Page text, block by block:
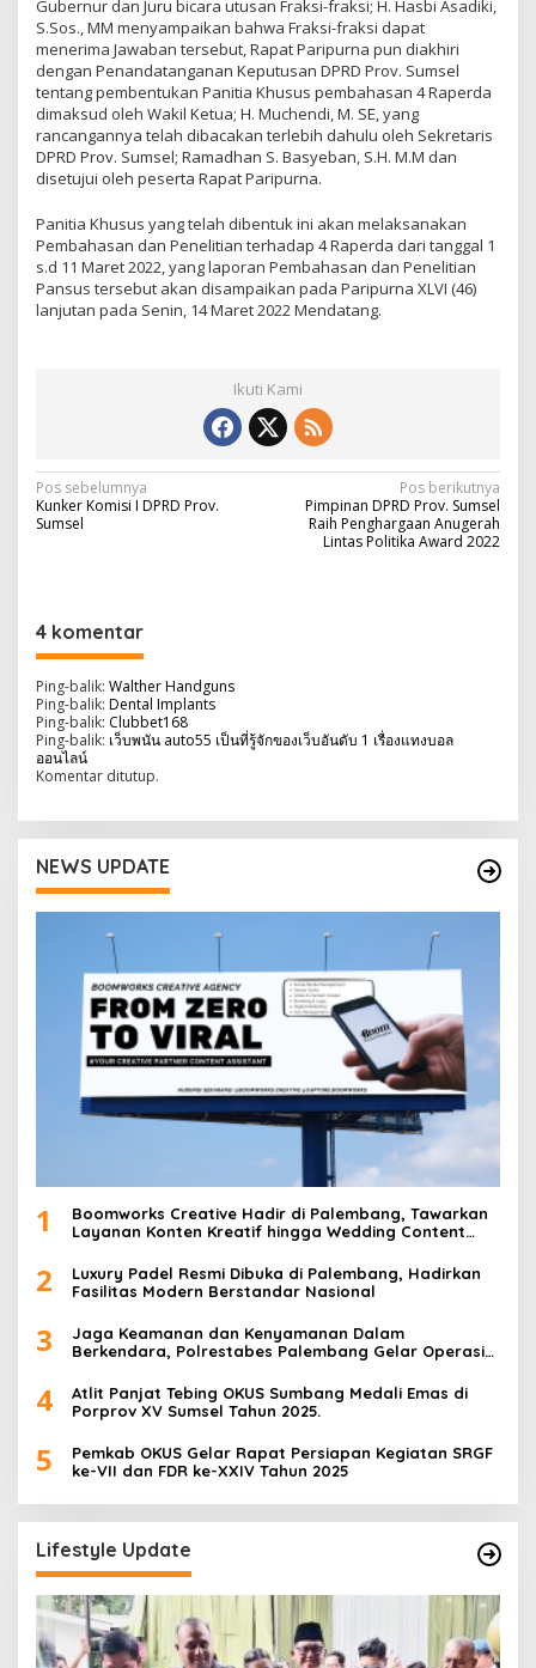
Gubernur dan Juru bicara utusan Fraksi-fraksi; H. Hasbi Asadiki,
S.Sos., MM menyampaikan bahwa Fraksi-fraksi dapat
menerima Jawaban tersebut, Rapat Paripurna pun diakhiri
dengan Penandatanganan Keputusan DPRD Prov. Sumsel
tentang pembentukan Panitia Khusus pembahasan 4 Raperda
dimaksud oleh Wakil Ketua; H. Muchendi, M. SE, yang
rancangannya telah dibacakan terlebih dahulu oleh Sekretaris
DPRD Prov. Sumsel; Ramadhan S. Basyeban, S.H. M.M dan
disetujui oleh peserta Rapat Paripurna.
Panitia Khusus yang telah dibentuk ini akan melaksanakan
Pembahasan dan Penelitian terhadap 4 Raperda dari tanggal 1
s.d 11 Maret 2022, yang laporan Pembahasan dan Penelitian
Pansus tersebut akan disampaikan pada Paripurna XLVI (46)
lanjutan pada Senin, 14 Maret 2022 Mendatang.
Ikuti Kami
N
a
g
a
s
i
p
s
Pos sebelumnya
Kunker Komisi I DPRD Prov.
Sumsel
Pos berikutnya
Pimpinan DPRD Prov. Sumsel
Raih Penghargaan Anugerah
Lintas Politika Award 2022
4 komentar
Ping-balik: Walther Handguns
Ping-balik: Dental Implants
Ping-balik: Clubbet168
Ping-balik: เว็บพนัน auto55 เป็นที่รู้จักของเว็บอันดับ 1 เรื่องแทงบอล
ออนไลน์
Komentar ditutup.
NEWS UPDATE
1
Boomworks Creative Hadir di Palembang, Tawarkan
Layanan Konten Kreatif hingga Wedding Content
2
Luxury Padel Resmi Dibuka di Palembang, Hadirkan
Fasilitas Modern Berstandar Nasional
3
Jaga Keamanan dan Kenyamanan Dalam
Berkendara, Polrestabes Palembang Gelar Operasi
4
Atlit Panjat Tebing OKUS Sumbang Medali Emas di
Porprov XV Sumsel Tahun 2025.
5
Pemkab OKUS Gelar Rapat Persiapan Kegiatan SRGF
ke-VII dan FDR ke-XXIV Tahun 2025
Lifestyle Update